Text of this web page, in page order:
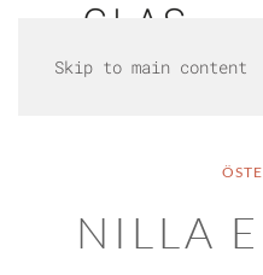
Skip to main content
NILLA